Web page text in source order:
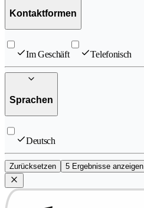
Kontaktformen
Im Geschäft Telefonisch
Sprachen
Deutsch
Zurücksetzen 5 Ergebnisse anzeigen